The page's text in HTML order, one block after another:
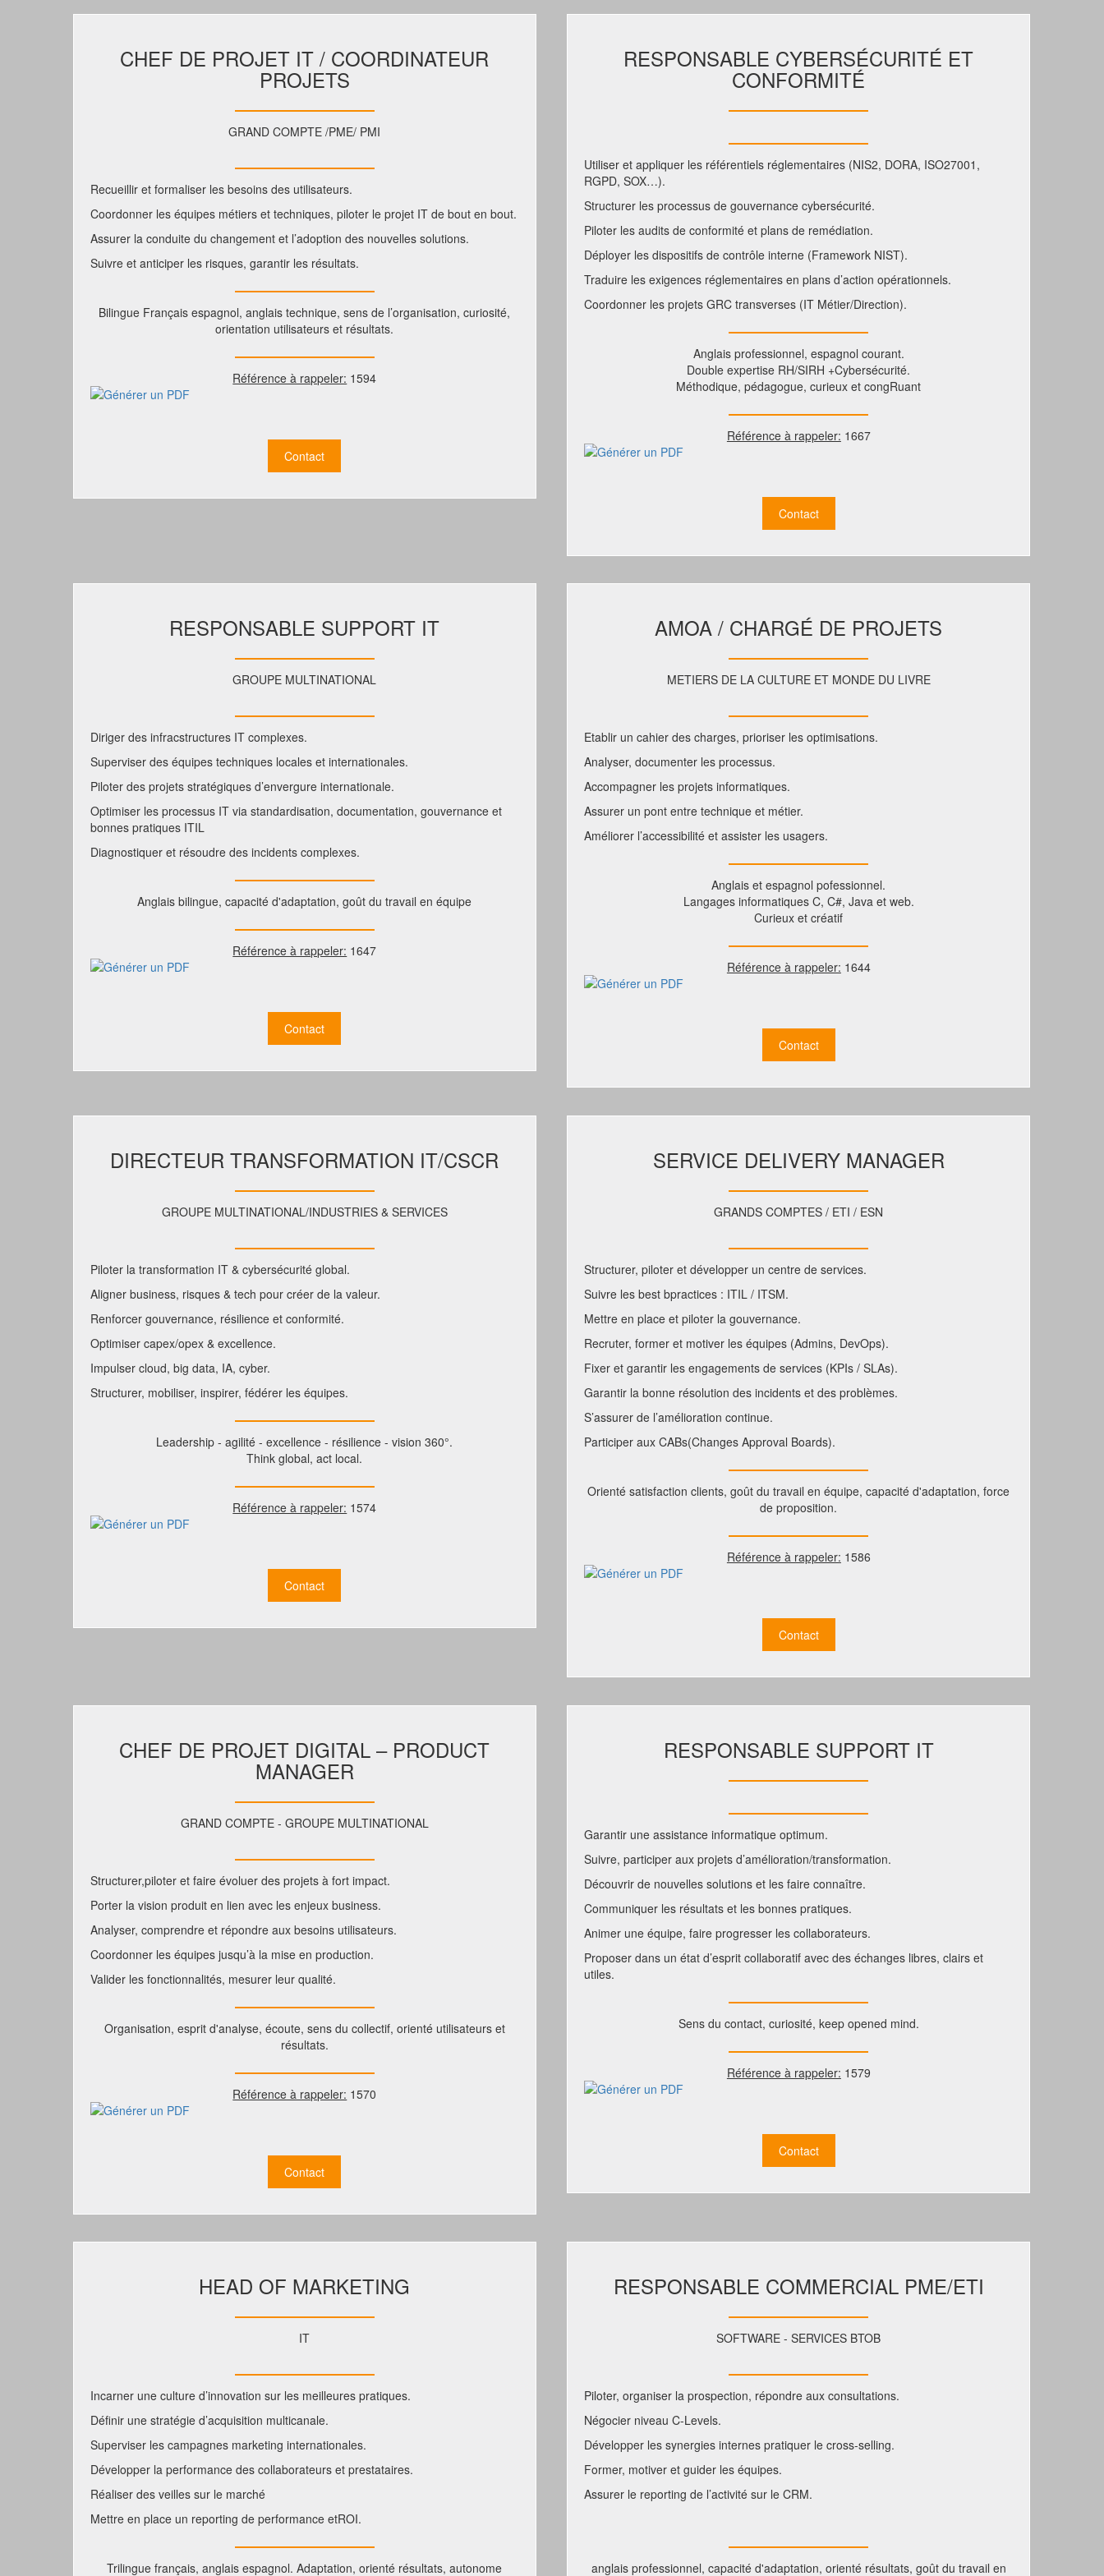
Direction / Management
Achats / Supply Chain / Logistique
Industrie / Production
Administration / Finance
CHEF DE PROJET IT / COORDINATEUR
PROJETS
GRAND COMPTE /PME/ PMI
Recueillir et formaliser les besoins des utilisateurs.
Coordonner les équipes métiers et techniques, piloter le projet IT de bout en bout.
Assurer la conduite du changement et l’adoption des nouvelles solutions.
Suivre et anticiper les risques, garantir les résultats.
Bilingue Français espagnol, anglais technique, sens de l’organisation, curiosité,
orientation utilisateurs et résultats.
Référence à rappeler: 1594
Contact
RESPONSABLE CYBERSÉCURITÉ ET
CONFORMITÉ
Utiliser et appliquer les référentiels réglementaires (NIS2, DORA, ISO27001,
RGPD, SOX…).
Structurer les processus de gouvernance cybersécurité.
Piloter les audits de conformité et plans de remédiation.
Déployer les dispositifs de contrôle interne (Framework NIST).
Traduire les exigences réglementaires en plans d’action opérationnels.
Coordonner les projets GRC transverses (IT Métier/Direction).
Anglais professionnel, espagnol courant.
Double expertise RH/SIRH +Cybersécurité.
Méthodique, pédagogue, curieux et congRuant
Référence à rappeler: 1667
Contact
RESPONSABLE SUPPORT IT
GROUPE MULTINATIONAL
Diriger des infracstructures IT complexes.
Superviser des équipes techniques locales et internationales.
Piloter des projets stratégiques d’envergure internationale.
Optimiser les processus IT via standardisation, documentation, gouvernance et
bonnes pratiques ITIL
Diagnostiquer et résoudre des incidents complexes.
Anglais bilingue, capacité d'adaptation, goût du travail en équipe
Référence à rappeler: 1647
Contact
AMOA / CHARGÉ DE PROJETS
METIERS DE LA CULTURE ET MONDE DU LIVRE
Etablir un cahier des charges, prioriser les optimisations.
Analyser, documenter les processus.
Accompagner les projets informatiques.
Assurer un pont entre technique et métier.
Améliorer l’accessibilité et assister les usagers.
Anglais et espagnol pofessionnel.
Langages informatiques C, C#, Java et web.
Curieux et créatif
Référence à rappeler: 1644
Contact
DIRECTEUR TRANSFORMATION IT/CSCR
GROUPE MULTINATIONAL/INDUSTRIES & SERVICES
Piloter la transformation IT & cybersécurité global.
Aligner business, risques & tech pour créer de la valeur.
Renforcer gouvernance, résilience et conformité.
Optimiser capex/opex & excellence.
Impulser cloud, big data, IA, cyber.
Structurer, mobiliser, inspirer, fédérer les équipes.
Leadership - agilité - excellence - résilience - vision 360°.
Think global, act local.
Référence à rappeler: 1574
Contact
SERVICE DELIVERY MANAGER
GRANDS COMPTES / ETI / ESN
Structurer, piloter et développer un centre de services.
Suivre les best bpractices : ITIL / ITSM.
Mettre en place et piloter la gouvernance.
Recruter, former et motiver les équipes (Admins, DevOps).
Fixer et garantir les engagements de services (KPIs / SLAs).
Garantir la bonne résolution des incidents et des problèmes.
S’assurer de l’amélioration continue.
Participer aux CABs(Changes Approval Boards).
Orienté satisfaction clients, goût du travail en équipe, capacité d'adaptation, force
de proposition.
Référence à rappeler: 1586
Contact
CHEF DE PROJET DIGITAL – PRODUCT
MANAGER
GRAND COMPTE - GROUPE MULTINATIONAL
Structurer,piloter et faire évoluer des projets à fort impact.
Porter la vision produit en lien avec les enjeux business.
Analyser, comprendre et répondre aux besoins utilisateurs.
Coordonner les équipes jusqu’à la mise en production.
Valider les fonctionnalités, mesurer leur qualité.
Organisation, esprit d'analyse, écoute, sens du collectif, orienté utilisateurs et
résultats.
Référence à rappeler: 1570
Contact
RESPONSABLE SUPPORT IT
Garantir une assistance informatique optimum.
Suivre, participer aux projets d’amélioration/transformation.
Découvrir de nouvelles solutions et les faire connaître.
Communiquer les résultats et les bonnes pratiques.
Animer une équipe, faire progresser les collaborateurs.
Proposer dans un état d’esprit collaboratif avec des échanges libres, clairs et
utiles.
Sens du contact, curiosité, keep opened mind.
Référence à rappeler: 1579
Contact
HEAD OF MARKETING
IT
Incarner une culture d’innovation sur les meilleures pratiques.
Définir une stratégie d’acquisition multicanale.
Superviser les campagnes marketing internationales.
Développer la performance des collaborateurs et prestataires.
Réaliser des veilles sur le marché
Mettre en place un reporting de performance etROI.
Trilingue français, anglais espagnol. Adaptation, orienté résultats, autonome
RESPONSABLE COMMERCIAL PME/ETI
SOFTWARE - SERVICES BTOB
Piloter, organiser la prospection, répondre aux consultations.
Négocier niveau C-Levels.
Développer les synergies internes pratiquer le cross-selling.
Former, motiver et guider les équipes.
Assurer le reporting de l’activité sur le CRM.
anglais professionnel, capacité d'adaptation, orienté résultats, goût du travail en